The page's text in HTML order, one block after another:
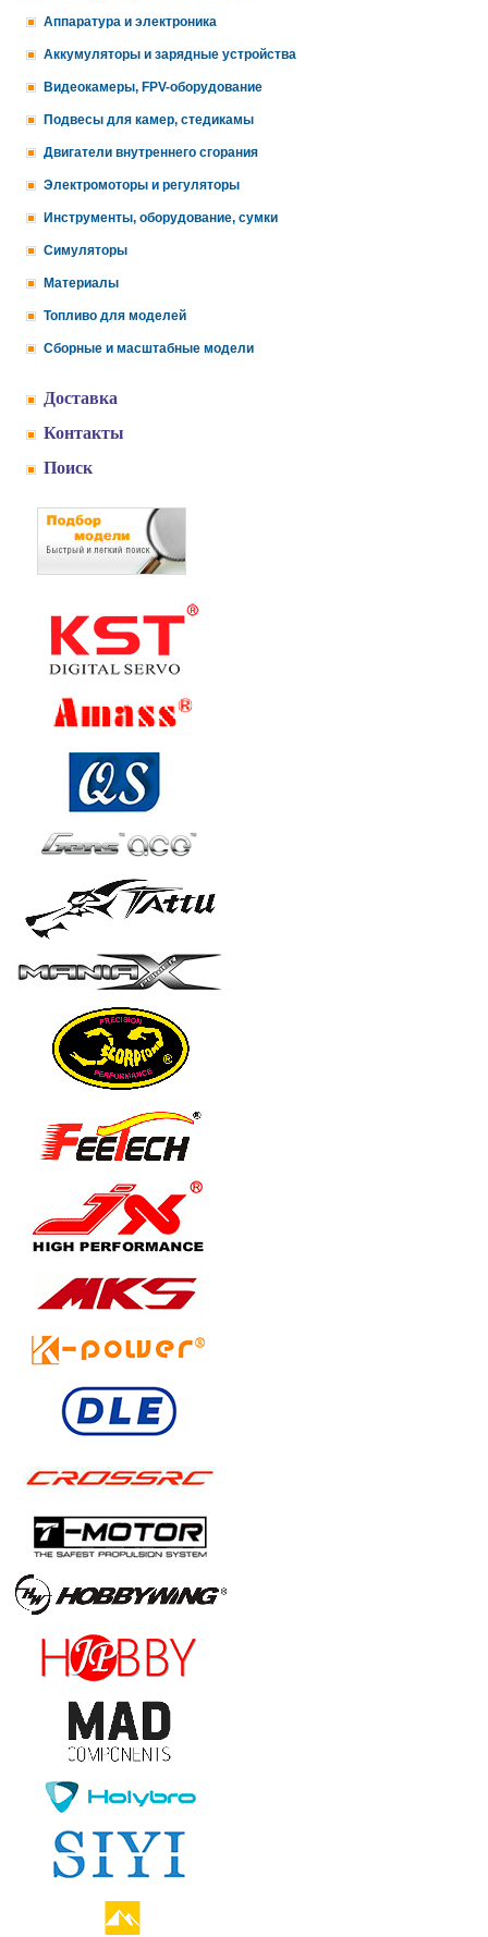
Аппаратура и электроника
Аккумуляторы и зарядные устройства
Видеокамеры, FPV-оборудование
Подвесы для камер, стедикамы
Двигатели внутреннего сгорания
Электромоторы и регуляторы
Инструменты, оборудование, сумки
Симуляторы
Материалы
Топливо для моделей
Сборные и масштабные модели
Доставка
Контакты
Поиск